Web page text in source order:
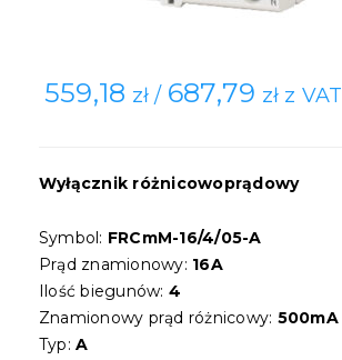
559,18 zł / 687,79 zł z VAT
Wyłącznik różnicowoprądowy
Symbol: FRCmM-16/4/05-A
Prąd znamionowy: 16A
Ilość biegunów: 4
Znamionowy prąd różnicowy: 500mA
Typ:A